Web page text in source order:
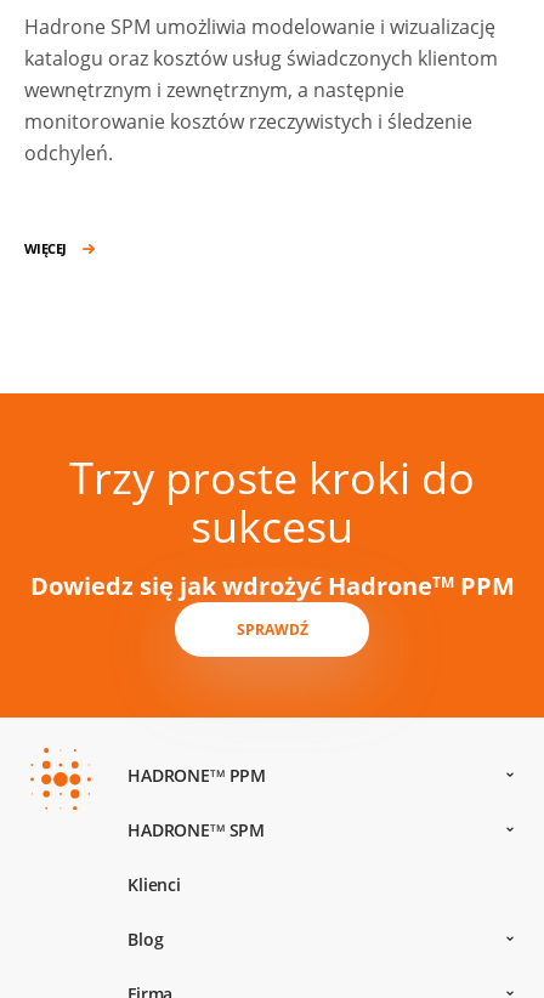
Hadrone SPM umożliwia modelowanie i wizualizację
katalogu oraz kosztów usług świadczonych klientom
wewnętrznym i zewnętrznym, a następnie
monitorowanie kosztów rzeczywistych i śledzenie
odchyleń.
WIĘCEJ
Trzy proste kroki do
sukcesu
Dowiedz się jak wdrożyć HadroneTMPPM
SPRAWDŹ
HADRONETMPPM
HADRONETMSPM
Klienci
Blog